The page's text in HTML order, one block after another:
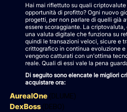
Hai mai riflettuto su quali
opportunità di profitto? Ogni nuovo
progetti, per non parlare di quelli già
essere scoraggiante. La
una valuta digitale che funziona su
quindi le transazioni veloci, sicure e
crittografico in continua evoluzione
vengono catturati con un'ottima
reale. Quali di essi vale la pena
Di seguito sono elencate le migliori
acquistare ora:
AurealOne (DLUME)
DexBoss (DEBO)